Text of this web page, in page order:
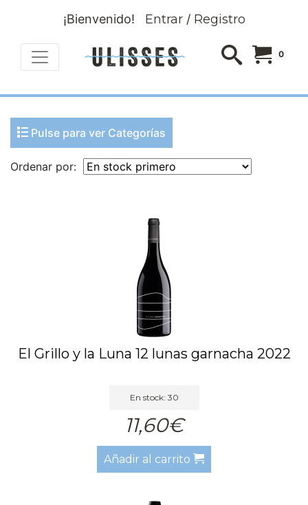
¡Bienvenido! Entrar/ Registro
0
Pulse para ver Categorías
Ordenar por:
El Grillo y la Luna 12 lunas garnacha 2022
En stock: 30
11,60€
Añadir al carrito